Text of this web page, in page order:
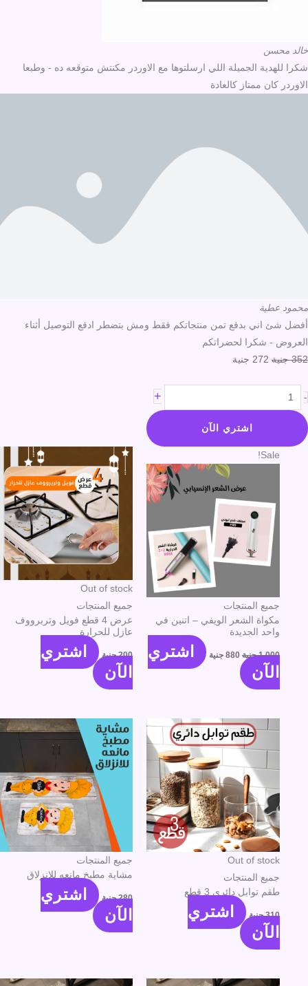
خالد محسن
شكرا للهدية الجميلة اللي ارسلتوها مع الاوردر مكنتش متوقعه ده - وطبعا
الاوردر كان ممتاز كالعادة
محمود عطية
أفضل شئ اني بدفع تمن منتجاتكم فقط ومش بتضطر ادفع التوصيل أثناء
العروض - شكرا لحضراتكم
352 جنية 272 جنية
-
+
اشتري الآن
Sale!
جميع المنتجات
مكواة الشعر الويفي – اتنين في
واحد الجديدة
1,000 جنية
الأصلي
هو:
1,000 جنية.
880 جنية
الحالي
هو:
880 جنية.
اشتري
الآن
Out of stock
جميع المنتجات
عرض 4 قطع فويل وتربرووف
عازل للحرارة
200 جنية
اشتري
الآن
Out of stock
جميع المنتجات
طقم توابل دائرى 3 قطع
310 جنية
اشتري
الآن
جميع المنتجات
مشاية مطبخ مانعه للانزلاق
280 جنية
اشتري
الآن